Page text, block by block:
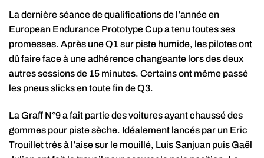
La dernière séance de qualifications de l’année en
European Endurance Prototype Cup a tenu toutes ses
promesses. Après une Q1 sur piste humide, les pilotes ont
dû faire face à une adhérence changeante lors des deux
autres sessions de 15 minutes. Certains ont même passé
les pneus slicks en toute fin de Q3.
La Graff N°9 a fait partie des voitures ayant chaussé des
gommes pour piste sèche. Idéalement lancés par un Eric
Trouillet très à l’aise sur le mouillé, Luis Sanjuan puis Gaël